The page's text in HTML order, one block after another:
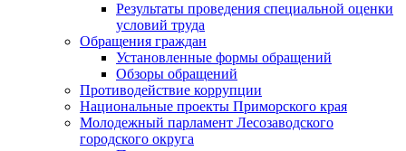
Результаты проведения специальной оценки
условий труда
Обращения граждан
Установленные формы обращений
Обзоры обращений
Противодействие коррупции
Национальные проекты Приморского края
Молодежный парламент Лесозаводского
городского округа